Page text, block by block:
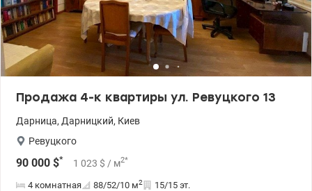
Продажа 4-к квартиры ул. Ревуцкого 13
Дарница, Дарницкий, Киев
Ревуцкого
90 000 $* 1 023 $ / м2*
4 комнатная 88/52/10 м2 15/15 эт.